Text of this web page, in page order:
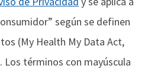
según se definen
(My Health My Data Act,
Los términos con mayúscula